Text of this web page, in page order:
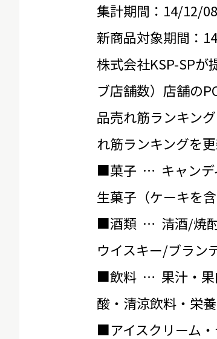
集計期間：14/12/
新商品対象期間：
株式会社KSP-SPが
ブ店舗数）店舗の
品売れ筋ランキン
れ筋ランキングを
■菓子 … キャンデ
生菓子（ケーキを
■酒類 … 清酒/焼酎
ウイスキー/ブラン
■飲料 … 果汁・果
酸・清涼飲料・栄
■アイスクリーム